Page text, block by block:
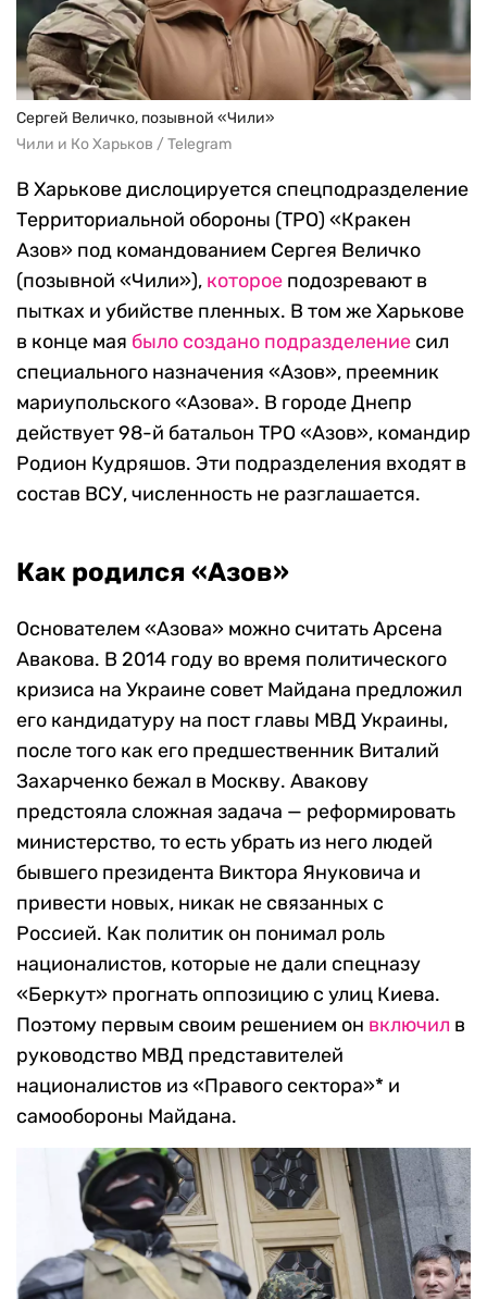
Сергей Величко, позывной «Чили»
Чили и Ко Харьков / Telegram
В Харькове дислоцируется спецподразделение
Территориальной обороны (ТРО) «Кракен
Азов» под командованием Сергея Величко
(позывной «Чили»), которое подозревают в
пытках и убийстве пленных. В том же Харькове
в конце мая было создано подразделение сил
специального назначения «Азов», преемник
мариупольского «Азова». В городе Днепр
действует 98-й батальон ТРО «Азов», командир
Родион Кудряшов. Эти подразделения входят в
состав ВСУ, численность не разглашается.
Как родился «Азов»
Основателем «Азова» можно считать Арсена
Авакова. В 2014 году во время политического
кризиса на Украине совет Майдана предложил
его кандидатуру на пост главы МВД Украины,
после того как его предшественник Виталий
Захарченко бежал в Москву. Авакову
предстояла сложная задача — реформировать
министерство, то есть убрать из него людей
бывшего президента Виктора Януковича и
привести новых, никак не связанных с
Россией. Как политик он понимал роль
националистов, которые не дали спецназу
«Беркут» прогнать оппозицию с улиц Киева.
Поэтому первым своим решением он включил в
руководство МВД представителей
националистов из «Правого сектора»* и
самообороны Майдана.